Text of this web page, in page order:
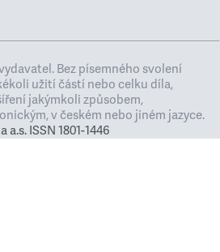
Bez písemného svolení
užití částí nebo celku díla,
jakýmkoli způsobem,
v českém nebo jiném jazyce.
ISSN 1801-1446